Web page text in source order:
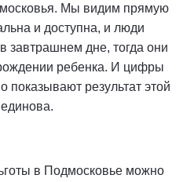
Мы видим прямую
и доступна, и люди
завтрашнем дне, тогда они
ребенка. И цифры
показывают результат этой
в Подмосковье можно